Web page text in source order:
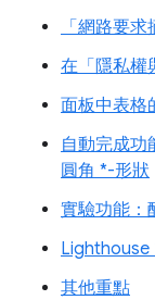
「網路要
在「隱私權
面板中表格
自動完成功
圓角 *-形狀
實驗功能：
Lighthouse
其他重點